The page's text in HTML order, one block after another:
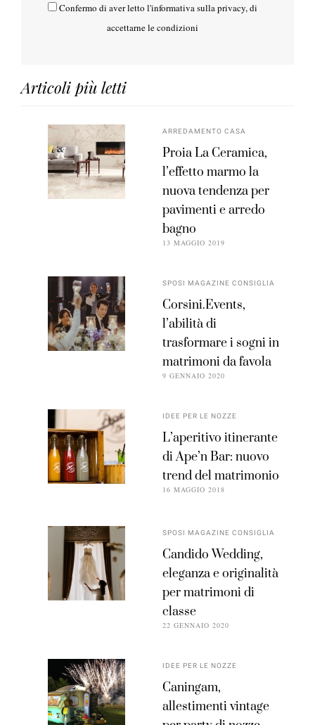
Confermo di aver letto l'informativa sulla privacy, di
accettarne le condizioni
Articoli più letti
ARREDAMENTO CASA
Proia La Ceramica,
l’effetto marmo la
nuova tendenza per
pavimenti e arredo
bagno
13 MAGGIO 2019
SPOSI MAGAZINE CONSIGLIA
Corsini.Events,
l’abilità di
trasformare i sogni in
matrimoni da favola
9 GENNAIO 2020
IDEE PER LE NOZZE
L’aperitivo itinerante
di Ape’n Bar: nuovo
trend del matrimonio
16 MAGGIO 2018
SPOSI MAGAZINE CONSIGLIA
Candido Wedding,
eleganza e originalità
per matrimoni di
classe
22 GENNAIO 2020
IDEE PER LE NOZZE
Caningam,
allestimenti vintage